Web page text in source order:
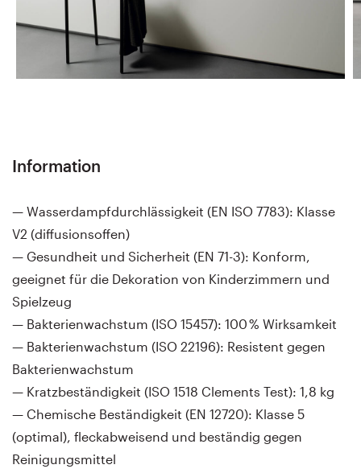
Information
— Wasserdampfdurchlässigkeit (EN ISO 7783): Klasse
V2 (diffusionsoffen)
— Gesundheit und Sicherheit (EN 71-3): Konform,
geeignet für die Dekoration von Kinderzimmern und
Spielzeug
— Bakterienwachstum (ISO 15457): 100 % Wirksamkeit
— Bakterienwachstum (ISO 22196): Resistent gegen
Bakterienwachstum
— Kratzbeständigkeit (ISO 1518 Clements Test): 1,8 kg
— Chemische Beständigkeit (EN 12720): Klasse 5
(optimal), fleckabweisend und beständig gegen
Reinigungsmittel